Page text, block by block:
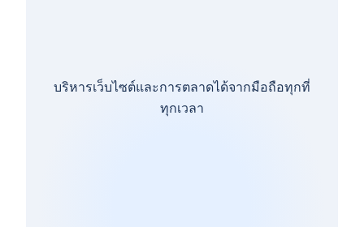
บริหารเว็บไซต์และการตลาดได้จากมือถือทุกที่
ทุกเวลา